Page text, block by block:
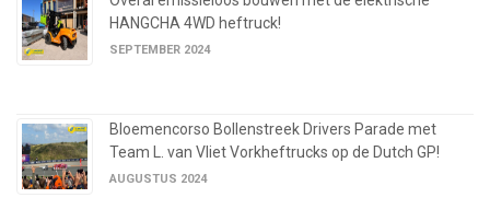
HANGCHA 4WD heftruck!
SEPTEMBER 2024
Bloemencorso Bollenstreek Drivers Parade met
Team L. van Vliet Vorkheftrucks op de Dutch GP!
AUGUSTUS 2024